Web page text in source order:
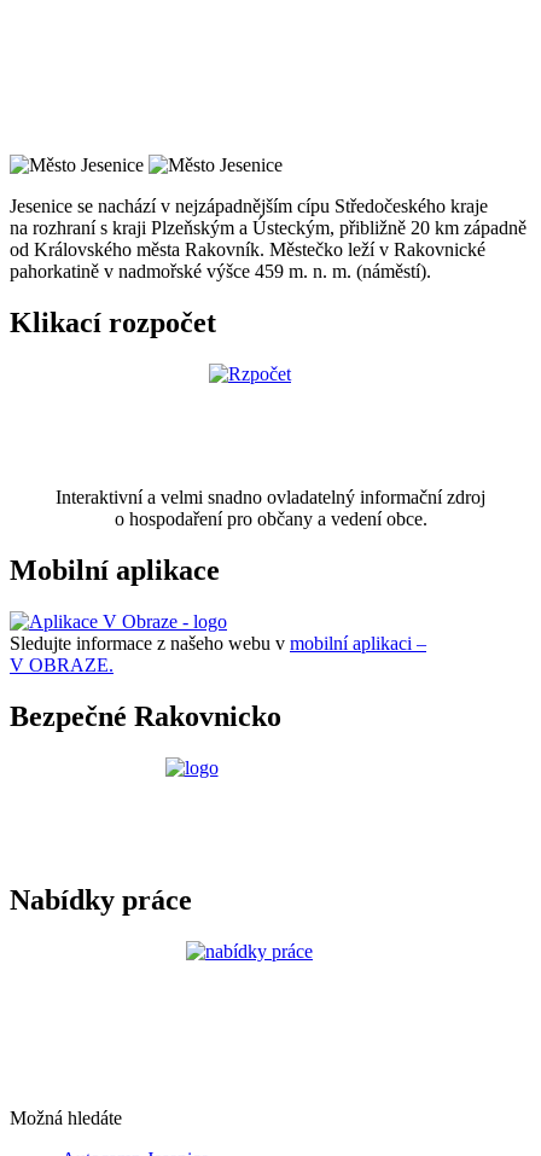
Jesenice se nachází v nejzápadnějším cípu Středočeského kraje
na rozhraní s kraji Plzeňským a Ústeckým, přibližně 20 km západně
od Královského města Rakovník. Městečko leží v Rakovnické
pahorkatině v nadmořské výšce 459 m. n. m. (náměstí).
Klikací rozpočet
Interaktivní a velmi snadno ovladatelný informační zdroj
o hospodaření pro občany a vedení obce.
Mobilní aplikace
Sledujte informace z našeho webu v mobilní aplikaci –
V OBRAZE.
Bezpečné Rakovnicko
Nabídky práce
Možná hledáte